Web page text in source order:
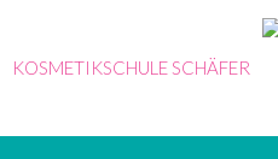
KOSMETIKSCHULE SCHÄFER
Karrieretag